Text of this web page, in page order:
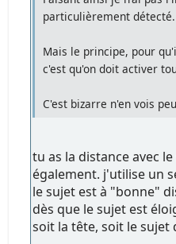
particulièrement détecté.
Mais le principe, pour
c'est qu'on doit activer
C'est bizarre n'en vois
tu as la distance avec
également. j'utilise un
le sujet est à "bonne"
dès que le sujet est
soit la tête, soit le sujet